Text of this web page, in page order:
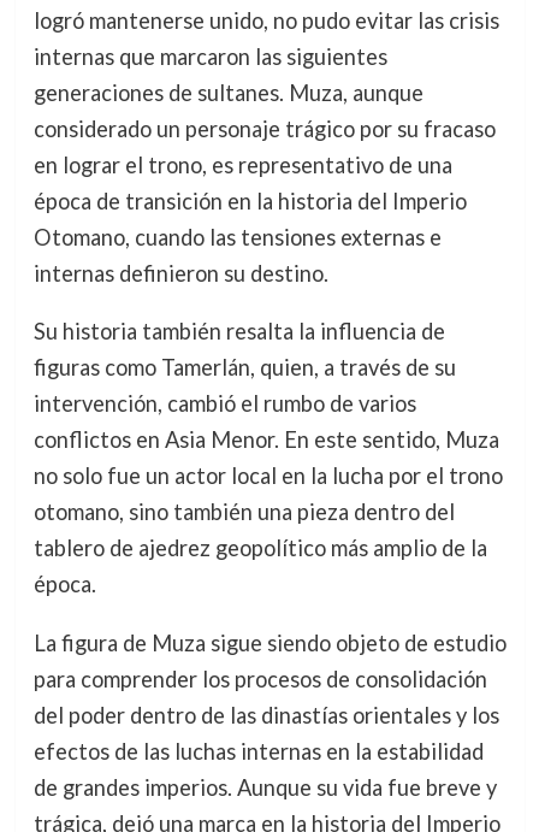
logró mantenerse unido, no pudo evitar las crisis
internas que marcaron las siguientes
generaciones de sultanes. Muza, aunque
considerado un personaje trágico por su fracaso
en lograr el trono, es representativo de una
época de transición en la historia del Imperio
Otomano, cuando las tensiones externas e
internas definieron su destino.
Su historia también resalta la influencia de
figuras como Tamerlán, quien, a través de su
intervención, cambió el rumbo de varios
conflictos en Asia Menor. En este sentido, Muza
no solo fue un actor local en la lucha por el trono
otomano, sino también una pieza dentro del
tablero de ajedrez geopolítico más amplio de la
época.
La figura de Muza sigue siendo objeto de estudio
para comprender los procesos de consolidación
del poder dentro de las dinastías orientales y los
efectos de las luchas internas en la estabilidad
de grandes imperios. Aunque su vida fue breve y
trágica, dejó una marca en la historia del Imperio